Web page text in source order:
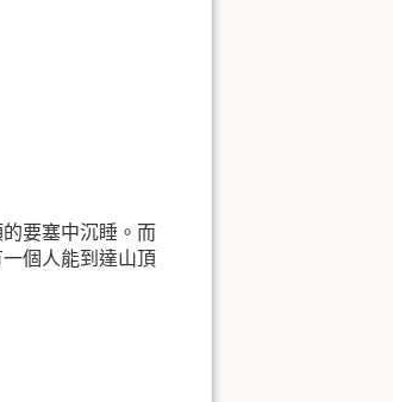
要塞中沉睡。而
個人能到達山頂